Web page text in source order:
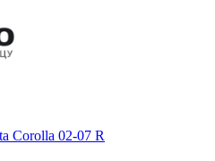
Corolla 02-07 R